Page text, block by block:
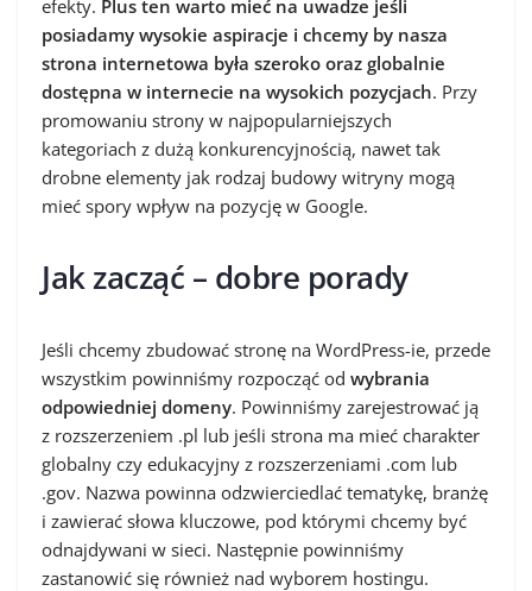
efekty. Plus ten warto mieć na uwadze jeśli
posiadamy wysokie aspiracje i chcemy by nasza
strona internetowa była szeroko oraz globalnie
dostępna w internecie na wysokich pozycjach. Przy
promowaniu strony w najpopularniejszych
kategoriach z dużą konkurencyjnością, nawet tak
drobne elementy jak rodzaj budowy witryny mogą
mieć spory wpływ na pozycję w Google.
Jak zacząć – dobre porady
Jeśli chcemy zbudować stronę na WordPress-ie, przede
wszystkim powinniśmy rozpocząć od wybrania
odpowiedniej domeny. Powinniśmy zarejestrować ją
z rozszerzeniem .pl lub jeśli strona ma mieć charakter
globalny czy edukacyjny z rozszerzeniami .com lub
.gov. Nazwa powinna odzwierciedlać tematykę, branżę
i zawierać słowa kluczowe, pod którymi chcemy być
odnajdywani w sieci. Następnie powinniśmy
zastanowić się również nad wyborem hostingu.